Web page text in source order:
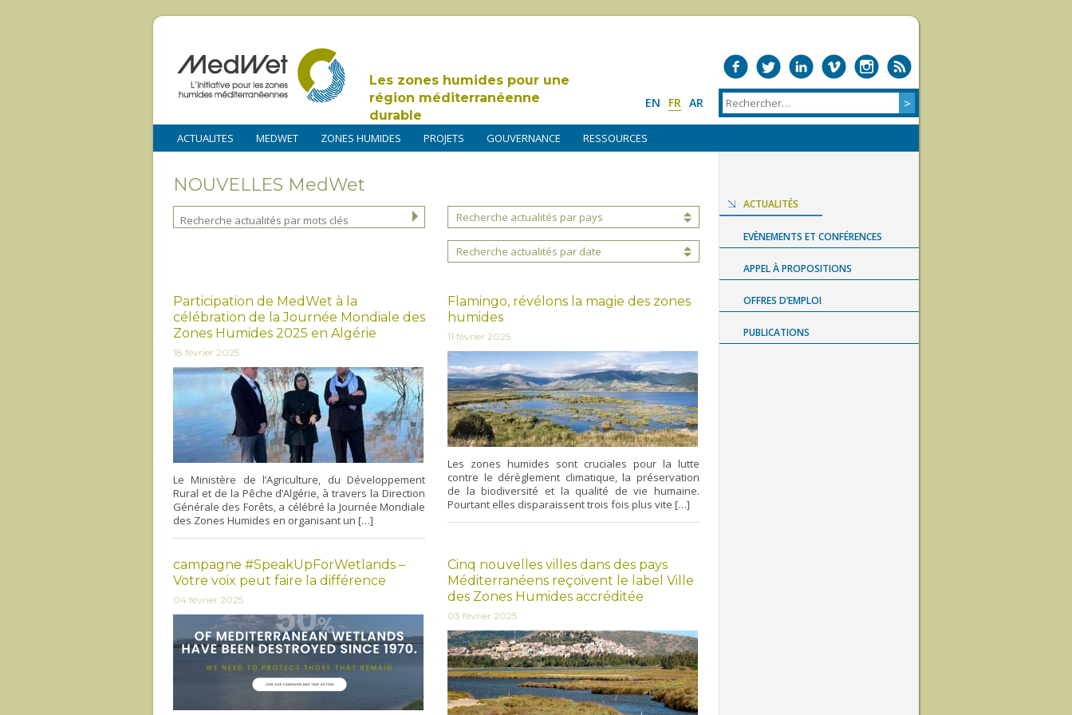
Les zones humides pour une
région méditerranéenne
durable
EN FR AR
ACTUALITES MEDWET ZONES HUMIDES PROJETS GOUVERNANCE RESSOURCES
NOUVELLES MedWet
Recherche actualités par pays
Recherche actualités par date
Participation de MedWet à la
célébration de la Journée Mondiale des
Zones Humides 2025 en Algérie
18 février 2025
Le Ministère de l’Agriculture, du Développement
Rural et de la Pêche d’Algérie, à travers la Direction
Générale des Forêts, a célébré la Journée Mondiale
des Zones Humides en organisant un […]
Flamingo, révélons la magie des zones
humides
11 février 2025
Les zones humides sont cruciales pour la lutte
contre le dérèglement climatique, la préservation
de la biodiversité et la qualité de vie humaine.
Pourtant elles disparaissent trois fois plus vite […]
campagne #SpeakUpForWetlands –
Votre voix peut faire la différence
04 février 2025
Cinq nouvelles villes dans des pays
Méditerranéens reçoivent le label Ville
des Zones Humides accréditée
03 février 2025
ACTUALITÉS
EVÈNEMENTS ET CONFÉRENCES
APPEL À PROPOSITIONS
OFFRES D’EMPLOI
PUBLICATIONS